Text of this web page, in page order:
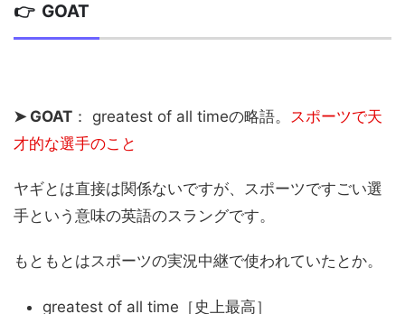
👉 GOAT
➤ GOAT ： greatest of all timeの略語。 スポーツで天
才的な選手のこと
ヤギとは直接は関係ないですが、スポーツですごい選
手という意味の英語のスラングです。
もともとはスポーツの実況中継で使われていたとか。
greatest of all time［史上最高］